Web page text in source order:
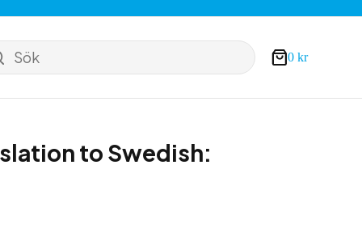
Sök Varukorg
0 kr
to Swedish: